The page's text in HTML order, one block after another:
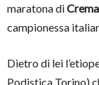
maratona di
campionessa
Dietro di lei
Podistica Torino)